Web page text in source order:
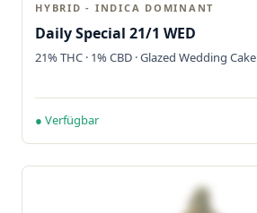
HYBRID - INDICA DOMINANT
Daily Special 21/1 WED
21% THC · 1% CBD · Glazed Wedding Cake
● Verfügbar